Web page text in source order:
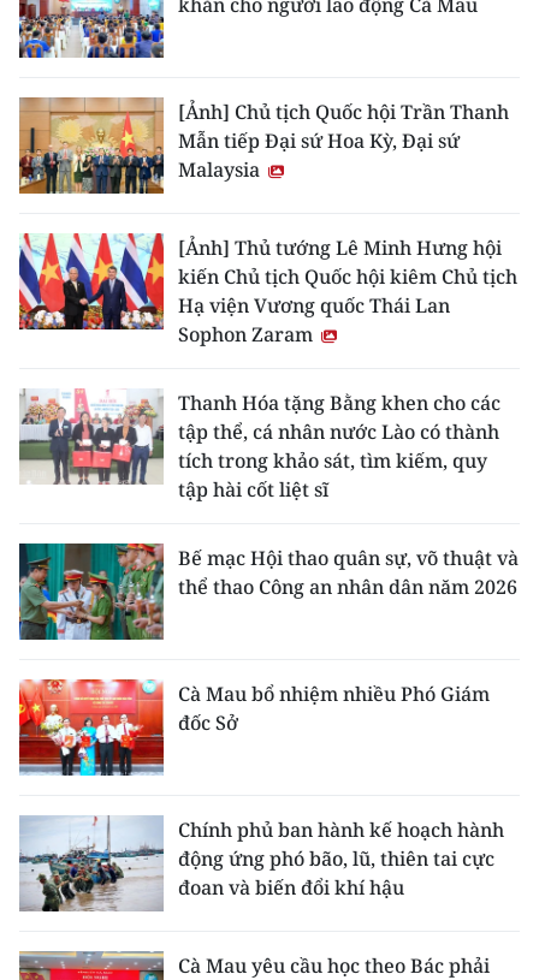
[Ảnh] Chủ tịch Quốc hội Trần Thanh
Mẫn tiếp Đại sứ Hoa Kỳ, Đại sứ
Malaysia
[Ảnh] Thủ tướng Lê Minh Hưng hội
kiến Chủ tịch Quốc hội kiêm Chủ tịch
Hạ viện Vương quốc Thái Lan
Sophon Zaram
Thanh Hóa tặng Bằng khen cho các
tập thể, cá nhân nước Lào có thành
tích trong khảo sát, tìm kiếm, quy
tập hài cốt liệt sĩ
Bế mạc Hội thao quân sự, võ thuật và
thể thao Công an nhân dân năm 2026
Cà Mau bổ nhiệm nhiều Phó Giám
đốc Sở
Chính phủ ban hành kế hoạch hành
động ứng phó bão, lũ, thiên tai cực
đoan và biến đổi khí hậu
Cà Mau yêu cầu học theo Bác phải